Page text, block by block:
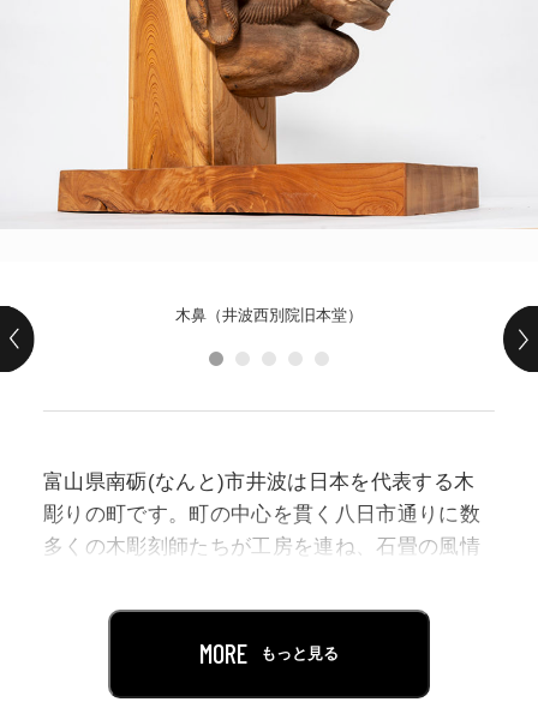
POLICY COMPANY
木鼻（井波西別院旧本堂）
富山県南砺(なんと)市井波は日本を代表する木
彫りの町です。町の中心を貫く八日市通りに数
多くの木彫刻師たちが工房を連ね、石畳の風情
「井波彫刻」は宝暦13年（1763）に始まる瑞泉
に及ぶ伝統を引き継ぐ木彫刻師たちは、地元お
MORE もっと見る